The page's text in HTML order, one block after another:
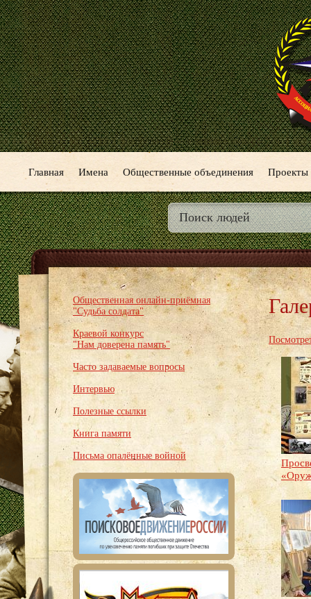
Главная Имена Общественные объединения Проекты
Общественная онлайн-приёмная
"Судьба солдата"
Краевой конкурс
"Нам доверена память"
Часто задаваемые вопросы
Интервью
Полезные ссылки
Книга памяти
Письма опалённые войной